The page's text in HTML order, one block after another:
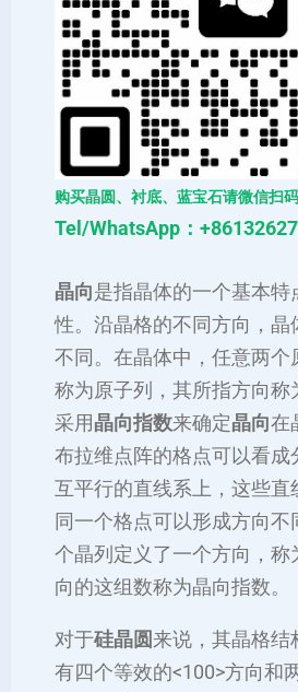
购买晶圆、衬底、蓝宝石请微信扫
Tel/WhatsApp：
晶向是指晶体的一个基本特
性。沿晶格的不同方向，晶
不同。在晶体中，任意两个
称为原子列，其所指方向称
采用 晶向指数来确定晶向在
布拉维点阵的格点可以看成
互平行的直线系上，这些直
同一个格点可以形成方向不
个晶列定义了一个方向，称
向的这组数称为晶向指数。
对于硅晶圆来说，其晶格结
有四个等效的<100>方向和